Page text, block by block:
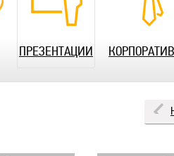
ПРЕЗЕНТАЦИИ